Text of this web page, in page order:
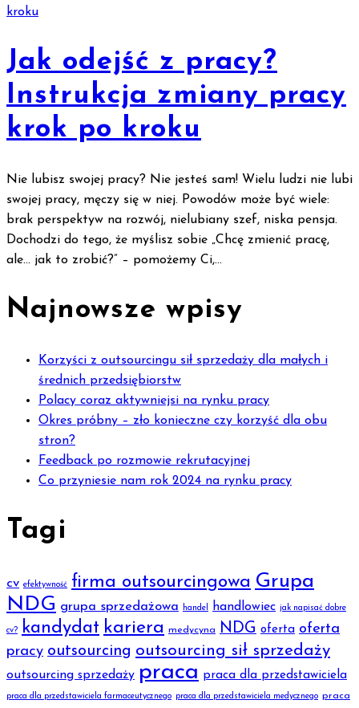
Jak odejść z pracy?
Instrukcja zmiany pracy
krok po kroku
Nie lubisz swojej pracy? Nie jesteś sam! Wielu ludzi nie lubi
swojej pracy, męczy się w niej. Powodów może być wiele:
brak perspektyw na rozwój, nielubiany szef, niska pensja.
Dochodzi do tego, że myślisz sobie „Chcę zmienić pracę,
ale… jak to zrobić?” – pomożemy Ci,...
Najnowsze wpisy
Korzyści z outsourcingu sił sprzedaży dla małych i
średnich przedsiębiorstw
Polacy coraz aktywniejsi na rynku pracy
Okres próbny – zło konieczne czy korzyść dla obu
stron?
Feedback po rozmowie rekrutacyjnej
Co przyniesie nam rok 2024 na rynku pracy
Tagi
cv efektywność firma outsourcingowa Grupa
NDG grupa sprzedażowa handel handlowiec jak napisać dobre
cv? kandydat kariera medycyna NDG oferta oferta
pracy outsourcing outsourcing sił sprzedaży
outsourcing sprzedaży praca praca dla przedstawiciela
praca dla przedstawiciela farmaceutycznego praca dla przedstawiciela medycznego praca